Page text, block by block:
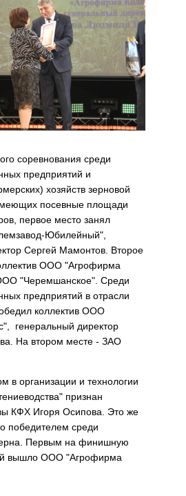
соревнования среди
предприятий и
хозяйств зерновой
посевные площади
первое место занял
Юбилейный",
Сергей Мамонтов. Второе
ООО "Агрофирма
"Черемшанское". Среди
предприятий в отрасли
коллектив ООО
генеральный директор
На втором месте - ЗАО
в организации и технологии
признан
КФХ Игоря Осипова. Это же
победителем среди
Первым на финишную
вышло ООО "Агрофирма